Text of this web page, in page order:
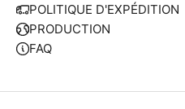
POLITIQUE D'EXPÉDITION
PRODUCTION
FAQ